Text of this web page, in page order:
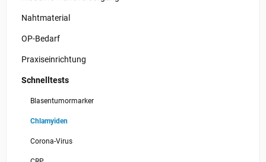
Nahtmaterial
OP-Bedarf
Praxiseinrichtung
Schnelltests
Blasentumormarker
Chlamyiden
Corona-Virus